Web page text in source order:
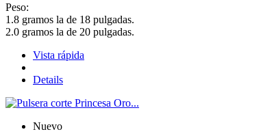
Peso:
1.8 gramos la de 18 pulgadas.
2.0 gramos la de 20 pulgadas.
Vista rápida
Details
Nuevo